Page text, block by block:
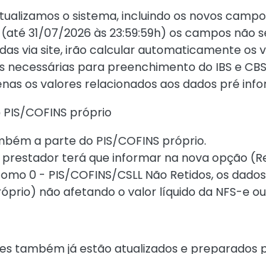
o sistema, incluindo os novos
31/07/2026 às 23:59:59h) os campos
via site, irão calcular automaticamente os
necessárias para preenchimento do IBS e
os valores relacionados aos dados pré
COFINS próprio
a parte do PIS/COFINS próprio.
terá que informar na nova opção
0 - PIS/COFINS/CSLL Não Retidos, os
não afetando o valor líquido da NFS-e
também já estão atualizados e preparados